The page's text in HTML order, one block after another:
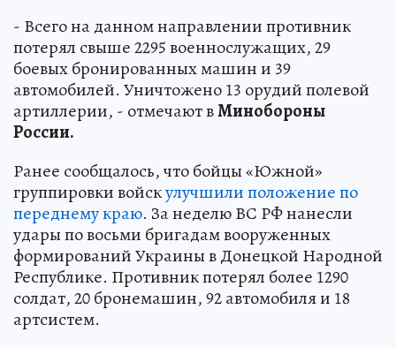
- Всего на данном направлении противник
потерял свыше 2295 военнослужащих, 29
боевых бронированных машин и 39
автомобилей. Уничтожено 13 орудий полевой
артиллерии, - отмечают вМинобороны
России.
Ранее сообщалось, что бойцы «Южной»
группировки войскулучшили положение по
переднему краю. За неделю ВС РФ нанесли
удары по восьми бригадам вооруженных
формирований Украины в Донецкой Народной
Республике. Противник потерял более 1290
солдат, 20 бронемашин, 92 автомобиля и 18
артсистем.